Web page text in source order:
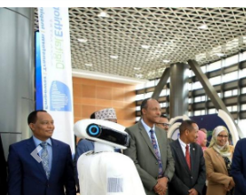
Previous